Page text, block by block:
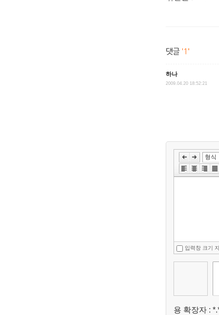
하나
2009.04.20 18:52:21
입력창 크기
용 확장자 :